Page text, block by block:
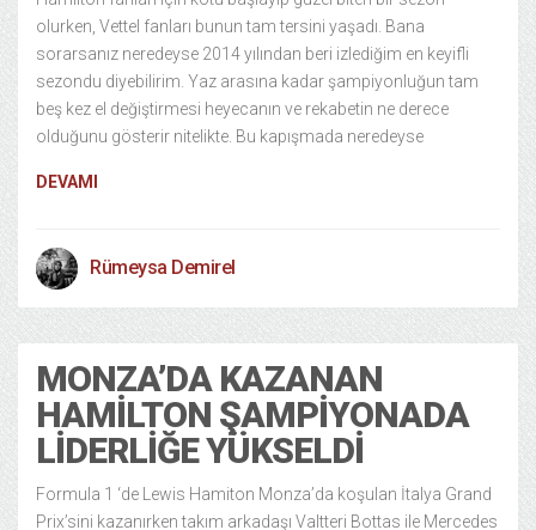
olurken, Vettel fanları bunun tam tersini yaşadı. Bana
sorarsanız neredeyse 2014 yılından beri izlediğim en keyifli
sezondu diyebilirim. Yaz arasına kadar şampiyonluğun tam
beş kez el değiştirmesi heyecanın ve rekabetin ne derece
olduğunu gösterir nitelikte. Bu kapışmada neredeyse
DEVAMI
Rümeysa Demirel
MONZA’DA KAZANAN
HAMILTON ŞAMPIYONADA
LIDERLIĞE YÜKSELDI
Formula 1 ‘de Lewis Hamiton Monza’da koşulan İtalya Grand
Prix’sini kazanırken takım arkadaşı Valtteri Bottas ile Mercedes